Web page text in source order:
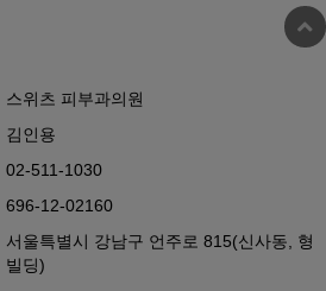
스위츠 피부과의원
김인용
02-511-1030
696-12-02160
서울특별시 강남구 언주로 815(신사동, 형
빌딩)